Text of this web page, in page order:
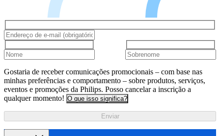
Gostaria de receber comunicações promocionais – com base nas
minhas preferências e comportamento – sobre produtos, serviços,
eventos e promoções da Philips. Posso cancelar a inscrição a
qualquer momento! O que isso significa?
Enviar